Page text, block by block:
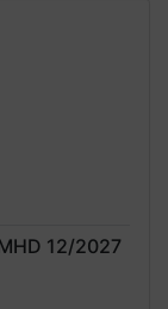
12/2027